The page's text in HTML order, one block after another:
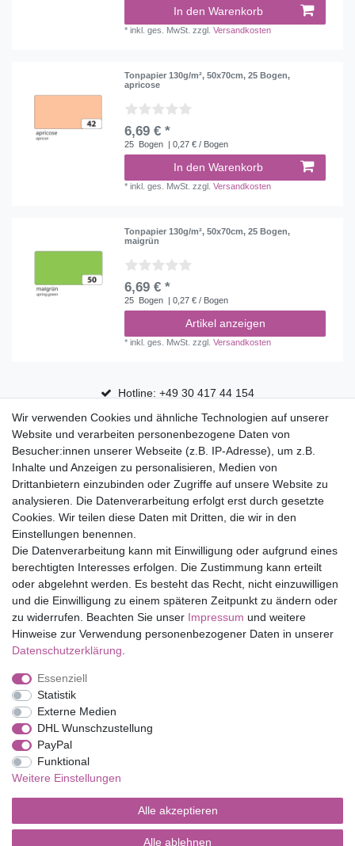
In den Warenkorb
*inkl. ges. MwSt. zzgl.Versandkosten
Tonpapier 130g/m², 50x70cm, 25 Bogen,
apricose
6,69 € *
25 Bogen | 0,27 € / Bogen
In den Warenkorb
*inkl. ges. MwSt. zzgl.Versandkosten
Tonpapier 130g/m², 50x70cm, 25 Bogen,
maigrün
6,69 € *
25 Bogen | 0,27 € / Bogen
Artikel anzeigen
*inkl. ges. MwSt. zzgl.Versandkosten
Hotline: +49 30 417 44 154
30 Tage Rückgaberecht
Versandfrei ab 75 € in Deutschland
Top Marken
Eduplay
Folia Bringmann
Shop
Mein Konto
Service
Versandkosten
Impressum
Barrierefreiheitserklärung
Wir verwenden Cookies und ähnliche Technologien auf unserer
Website und verarbeiten personenbezogene Daten von
Besucher:innen unserer Webseite (z.B. IP-Adresse), um z.B.
Inhalte und Anzeigen zu personalisieren, Medien von
Drittanbietern einzubinden oder Zugriffe auf unsere Website zu
analysieren. Die Datenverarbeitung erfolgt erst durch gesetzte
Cookies. Wir teilen diese Daten mit Dritten, die wir in den
Einstellungen benennen.
Die Datenverarbeitung kann mit Einwilligung oder aufgrund eines
berechtigten Interesses erfolgen. Die Zustimmung kann erteilt
oder abgelehnt werden. Es besteht das Recht, nicht einzuwilligen
und die Einwilligung zu einem späteren Zeitpunkt zu ändern oder
zu widerrufen. Beachten Sie unser Impressum und weitere
Hinweise zur Verwendung personenbezogener Daten in unserer
Daten­schutz­erklärung
Essenziell
Statistik
Externe Medien
DHL Wunschzustellung
PayPal
Funktional
Weitere Einstellungen
Alle akzeptieren
Alle ablehnen